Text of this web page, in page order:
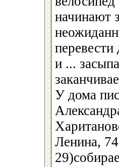
начинают
и ...
У дома
Ленина,